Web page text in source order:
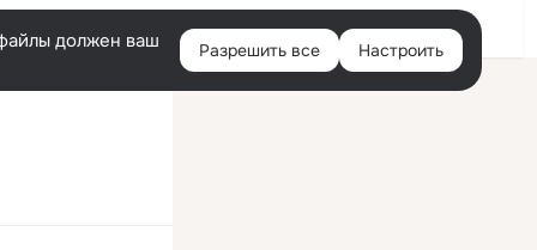
Войти
должен ваш
Разрешить все Настроить